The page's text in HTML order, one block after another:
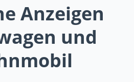
Anzeigen
und